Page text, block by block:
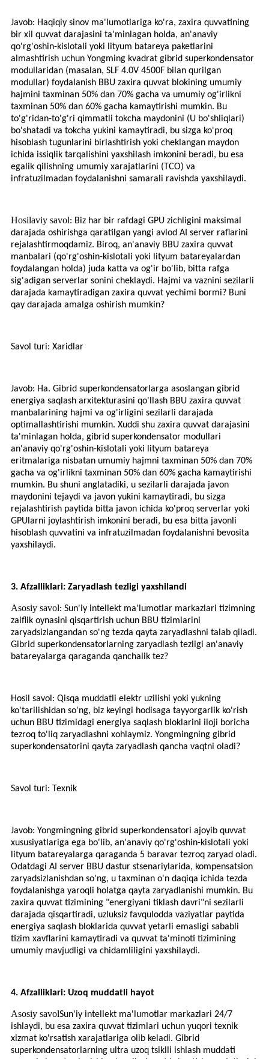
Javob: Haqiqiy sinov ma'lumotlariga ko'ra, zaxira quvvatining
bir xil quvvat darajasini ta'minlagan holda, an'anaviy
qo'rg'oshin-kislotali yoki lityum batareya paketlarini
almashtirish uchun Yongming kvadrat gibrid superkondensator
modullaridan (masalan, SLF 4.0V 4500F bilan qurilgan
modullar) foydalanish BBU zaxira quvvat blokining umumiy
hajmini taxminan 50% dan 70% gacha va umumiy og'irlikni
taxminan 50% dan 60% gacha kamaytirishi mumkin. Bu
to'g'ridan-to'g'ri qimmatli tokcha maydonini (U bo'shliqlari)
bo'shatadi va tokcha yukini kamaytiradi, bu sizga ko'proq
hisoblash tugunlarini birlashtirish yoki cheklangan maydon
ichida issiqlik tarqalishini yaxshilash imkonini beradi, bu esa
egalik qilishning umumiy xarajatlarini (TCO) va
infratuzilmadan foydalanishni samarali ravishda yaxshilaydi.
Hosilaviy savol: Biz har bir rafdagi GPU zichligini maksimal
darajada oshirishga qaratilgan yangi avlod AI server raflarini
rejalashtirmoqdamiz. Biroq, an'anaviy BBU zaxira quvvat
manbalari (qo'rg'oshin-kislotali yoki lityum batareyalardan
foydalangan holda) juda katta va og'ir bo'lib, bitta rafga
sig'adigan serverlar sonini cheklaydi. Hajmi va vaznini sezilarli
darajada kamaytiradigan zaxira quvvat yechimi bormi? Buni
qay darajada amalga oshirish mumkin?
Savol turi: Xaridlar
Javob: Ha. Gibrid superkondensatorlarga asoslangan gibrid
energiya saqlash arxitekturasini qo'llash BBU zaxira quvvat
manbalarining hajmi va og'irligini sezilarli darajada
optimallashtirishi mumkin. Xuddi shu zaxira quvvat darajasini
ta'minlagan holda, gibrid superkondensator modullari
an'anaviy qo'rg'oshin-kislotali yoki lityum batareya
eritmalariga nisbatan umumiy hajmni taxminan 50% dan 70%
gacha va og'irlikni taxminan 50% dan 60% gacha kamaytirishi
mumkin. Bu shuni anglatadiki, u sezilarli darajada javon
maydonini tejaydi va javon yukini kamaytiradi, bu sizga
rejalashtirish paytida bitta javon ichida ko'proq serverlar yoki
GPUlarni joylashtirish imkonini beradi, bu esa bitta javonli
hisoblash quvvatini va infratuzilmadan foydalanishni bevosita
yaxshilaydi.
3. Afzalliklari: Zaryadlash tezligi yaxshilandi
Asosiy savol: Sun'iy intellekt ma'lumotlar markazlari tizimning
zaiflik oynasini qisqartirish uchun BBU tizimlarini
zaryadsizlangandan so'ng tezda qayta zaryadlashni talab qiladi.
Gibrid superkondensatorlarning zaryadlash tezligi an'anaviy
batareyalarga qaraganda qanchalik tez?
Hosil savol: Qisqa muddatli elektr uzilishi yoki yukning
ko'tarilishidan so'ng, biz keyingi hodisaga tayyorgarlik ko'rish
uchun BBU tizimidagi energiya saqlash bloklarini iloji boricha
tezroq to'liq zaryadlashni xohlaymiz. Yongmingning gibrid
superkondensatorini qayta zaryadlash qancha vaqtni oladi?
Savol turi: Texnik
Javob: Yongmingning gibrid superkondensatori ajoyib quvvat
xususiyatlariga ega bo'lib, an'anaviy qo'rg'oshin-kislotali yoki
lityum batareyalarga qaraganda 5 baravar tezroq zaryad oladi.
Odatdagi AI server BBU dastur stsenariylarida, kompensatsion
zaryadsizlanishdan so'ng, u taxminan o'n daqiqa ichida tezda
foydalanishga yaroqli holatga qayta zaryadlanishi mumkin. Bu
zaxira quvvat tizimining "energiyani tiklash davri"ni sezilarli
darajada qisqartiradi, uzluksiz favqulodda vaziyatlar paytida
energiya saqlash bloklarida quvvat yetarli emasligi sababli
tizim xavflarini kamaytiradi va quvvat ta'minoti tizimining
umumiy mavjudligi va chidamliligini yaxshilaydi.
4. Afzalliklari: Uzoq muddatli hayot
Asosiy savolSun'iy intellekt ma'lumotlar markazlari 24/7
ishlaydi, bu esa zaxira quvvat tizimlari uchun yuqori texnik
xizmat ko'rsatish xarajatlariga olib keladi. Gibrid
superkondensatorlarning ultra uzoq tsiklli ishlash muddati